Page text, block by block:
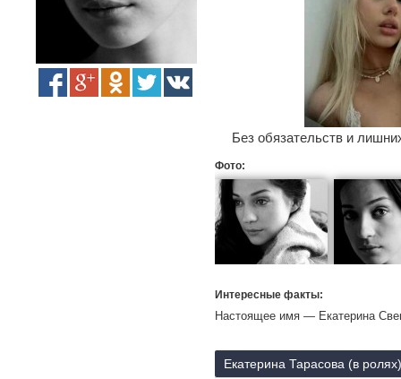
Без обязательств и
Фото:
Интересные факты:
Настоящее имя — Екатерина
Екатерина Тарасова (в ролях)